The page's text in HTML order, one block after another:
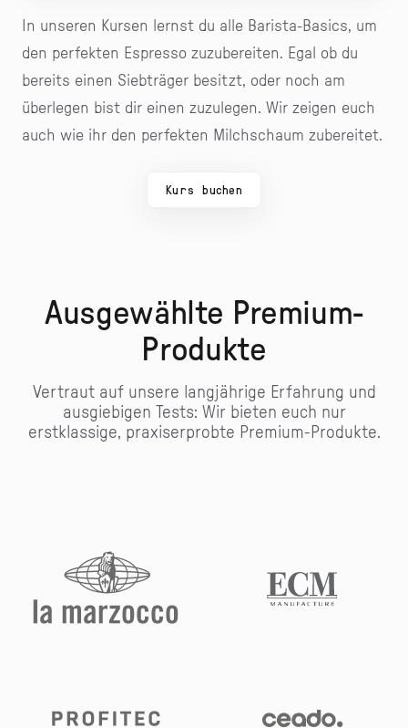
In unseren Kursen lernst du alle Barista-Basics, um
den perfekten Espresso zuzubereiten. Egal ob du
bereits einen Siebträger besitzt, oder noch am
überlegen bist dir einen zuzulegen. Wir zeigen euch
auch wie ihr den perfekten Milchschaum zubereitet.
Kurs buchen
Ausgewählte Premium-
Produkte
Vertraut auf unsere langjährige Erfahrung und
ausgiebigen Tests: Wir bieten euch nur
erstklassige, praxiserprobte Premium-Produkte.